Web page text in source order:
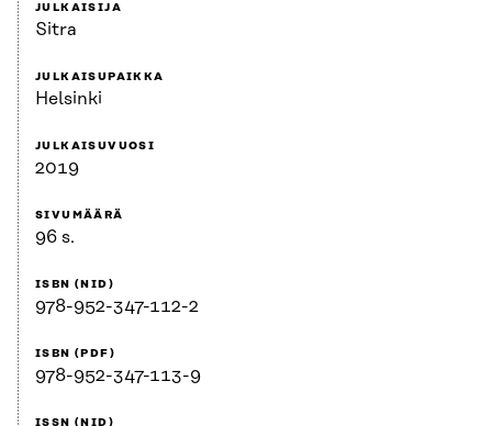
JULKAISIJA
Sitra
JULKAISUPAIKKA
Helsinki
JULKAISUVUOSI
2019
SIVUMÄÄRÄ
96 s.
ISBN (NID)
978-952-347-112-2
ISBN (PDF)
978-952-347-113-9
ISSN (NID)